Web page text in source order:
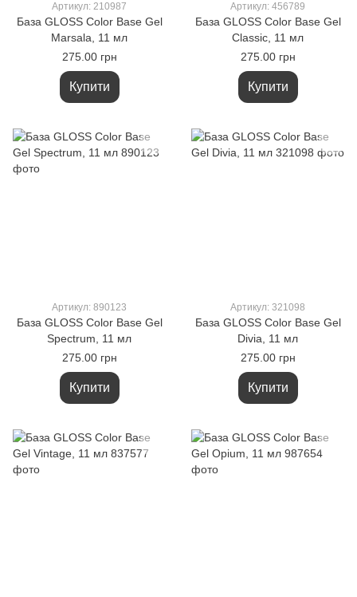
Артикул: 210987
База GLOSS Color Base Gel
Marsala, 11 мл
275.00 грн
Купити
Артикул: 456789
База GLOSS Color Base Gel
Classic, 11 мл
275.00 грн
Купити
Артикул: 890123
База GLOSS Color Base Gel
Spectrum, 11 мл
275.00 грн
Купити
Артикул: 321098
База GLOSS Color Base Gel
Divia, 11 мл
275.00 грн
Купити